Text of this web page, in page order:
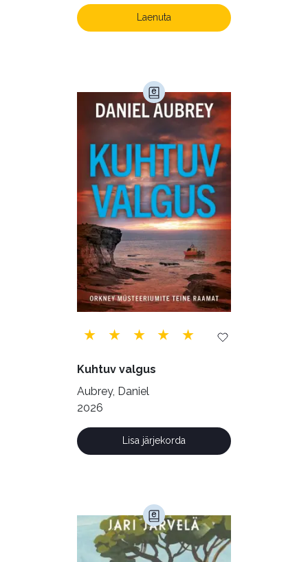
Laste- ja noortekirjandus (580)
Maamajandus (24)
Majandus (34)
Perioodika (15)
Psühholoogia (184)
Rahandus (47)
Religioon (107)
Siseturvalisus (34)
Sport (52)
Tehnika (6)
Telekommunikatsioon (9)
Tervis (147)
Transport (8)
Ulme ja fantaasia (244)
Vabakasutus (423)
Õigus (22)
Laenuta
Kuhtuv valgus
Aubrey, Daniel
2026
Lisa järjekorda